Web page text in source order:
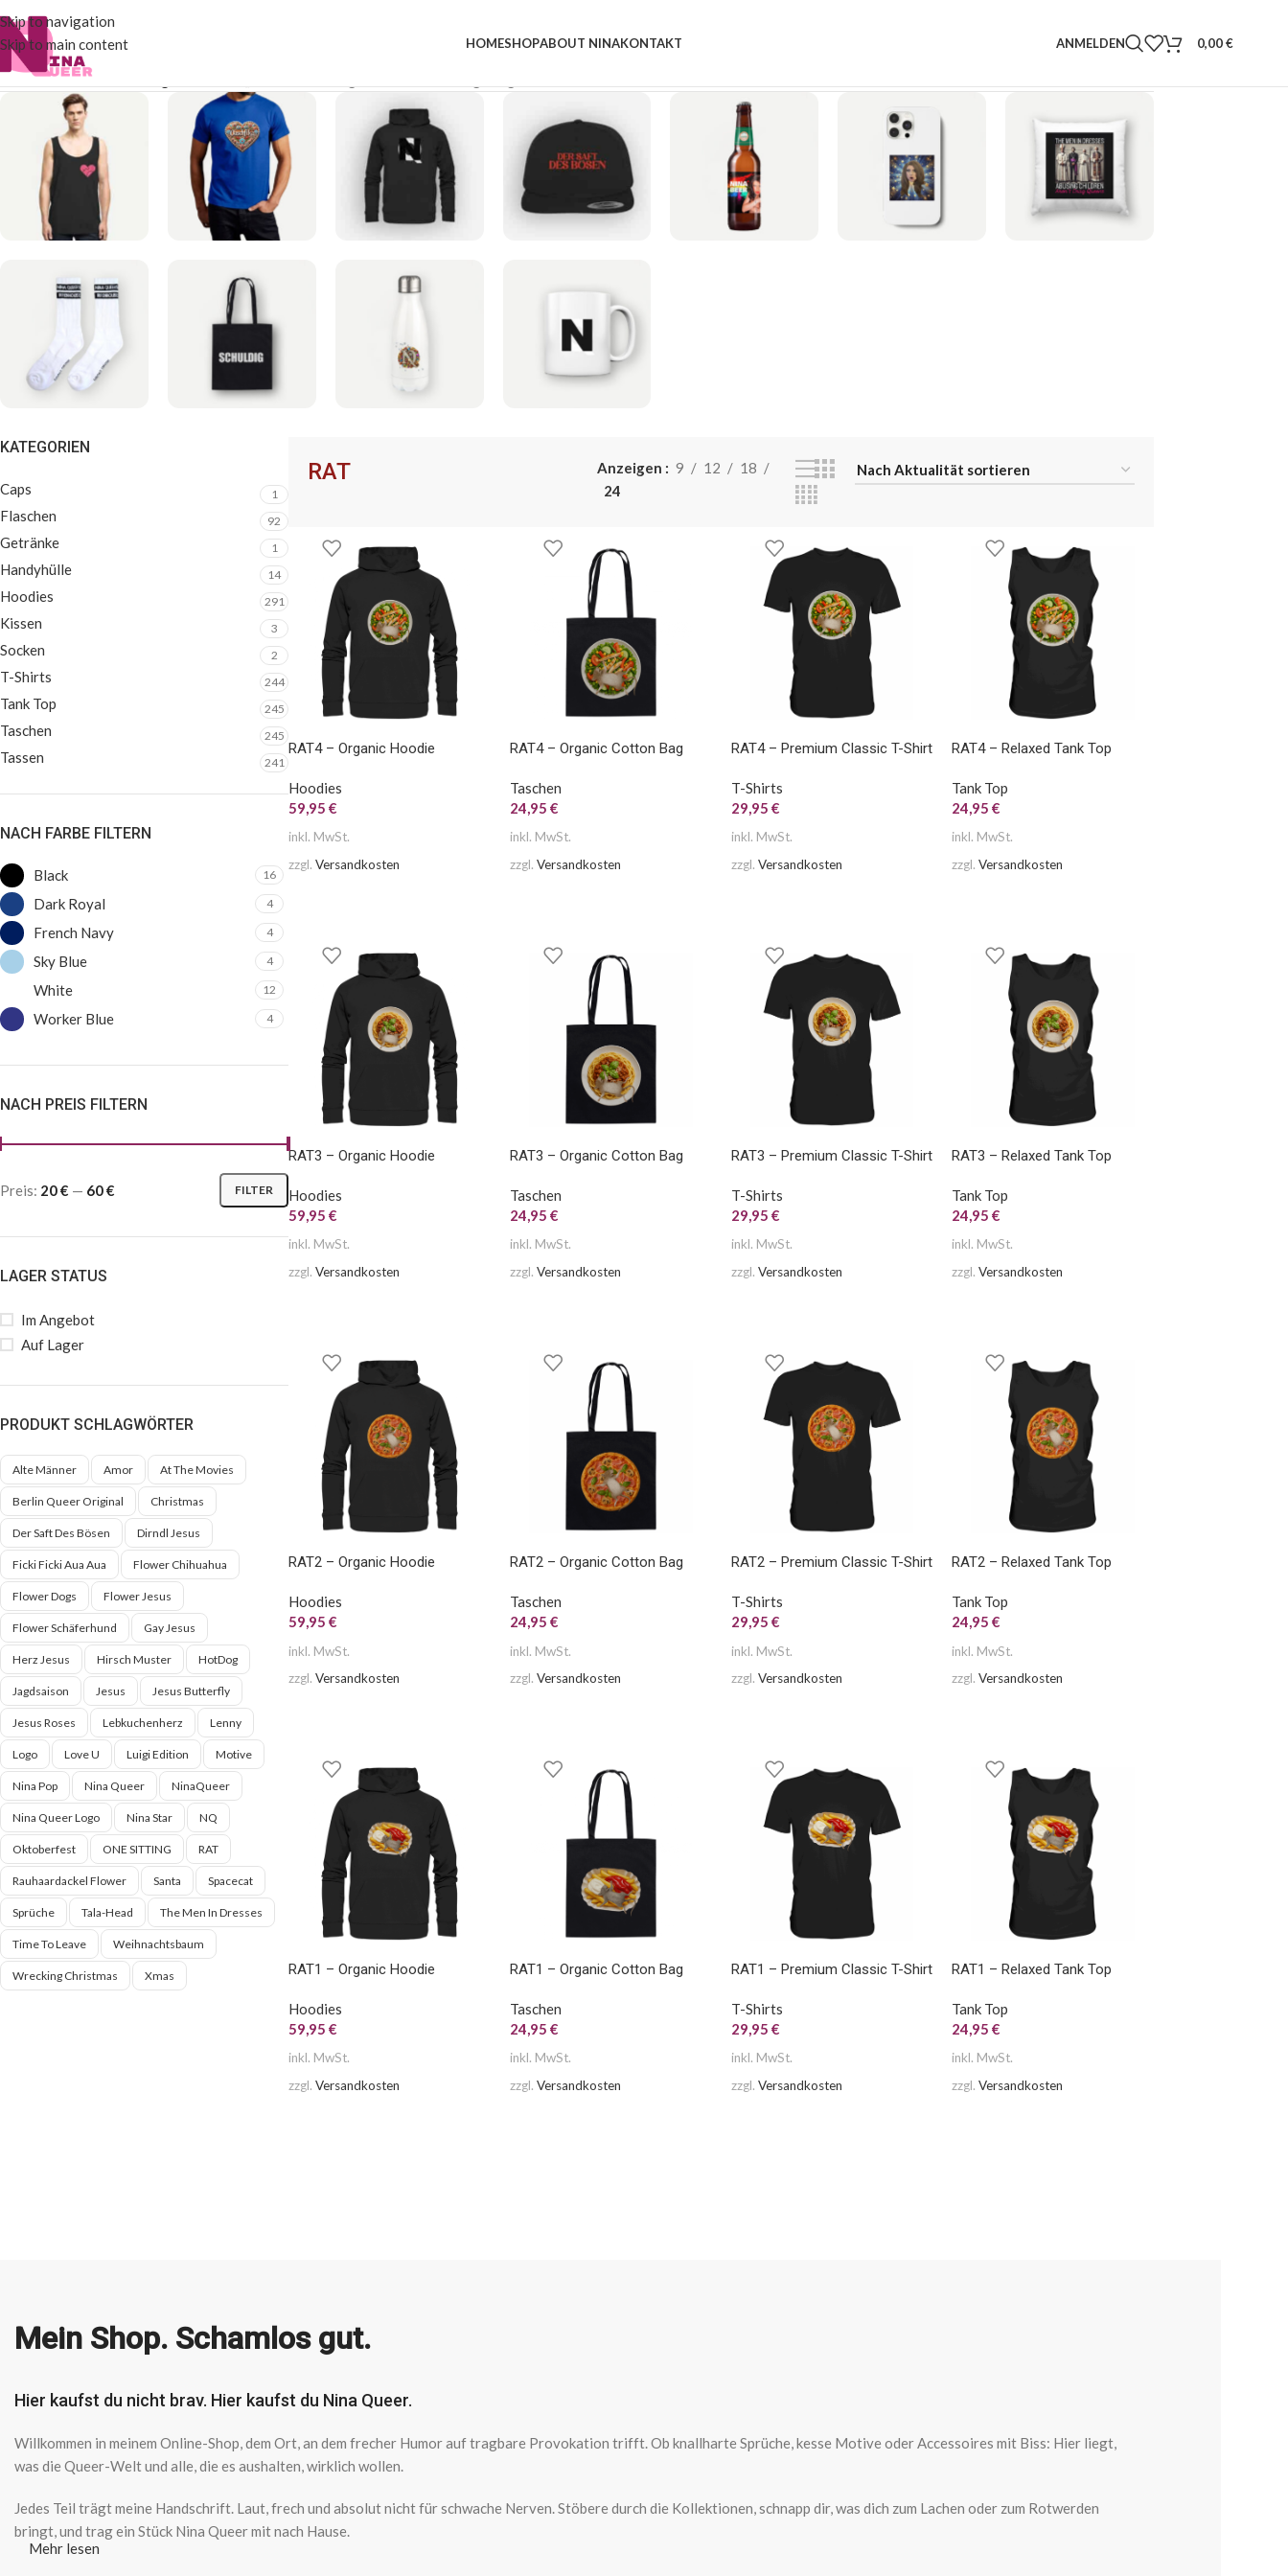
Skip to navigation
Skip to main content
HOMESHOPABOUT NINAKONTAKT ANMELDEN 0,00€
Start/Produkte verschlagwortet mit „RAT“
TANK TOP T-SHIRTS HOODIES
SOCKEN
KATEGORIEN
Caps 1
Flaschen 92
Getränke 1
Handyhülle 14
Hoodies 291
Kissen 3
Socken 2
T-Shirts 244
Tank Top 245
Taschen 245
Tassen 241
NACH FARBE FILTERN
Black 16
Dark Royal 4
French Navy 4
Sky Blue 4
White 12
Worker Blue 4
NACH PREIS FILTERN
FILTER
Preis: 20 € — 60 €
LAGER STATUS
Im Angebot
Auf Lager
PRODUKT SCHLAGWÖRTER
Alte Männer Amor At The Movies
Berlin Queer Original Christmas
Der Saft Des Bösen Dirndl Jesus
Ficki Ficki Aua Aua Flower Chihuahua
Flower Dogs Flower Jesus
Flower Schäferhund Gay Jesus
Herz Jesus Hirsch Muster HotDog
Jagdsaison Jesus Jesus Butterfly
Jesus Roses Lebkuchenherz Lenny
Logo Love U Luigi Edition Motive
Nina Pop Nina Queer NinaQueer
Nina Queer Logo Nina Star NQ
Oktoberfest ONE SITTING RAT
Rauhaardackel Flower Santa Spacecat
Sprüche Tala-Head The Men In Dresses
Time To Leave Weihnachtsbaum
Wrecking Christmas Xmas
RAT Anzeigen 9 12
18
24
RAT4 – Organic Hoodie
Hoodies
59,95 €
inkl. MwSt.
zzgl. Versandkosten
RAT4 – Organic Cotton Bag
Taschen
24,95 €
inkl. MwSt.
zzgl. Versandkosten
RAT4 – Premium Classic T-Shirt
T-Shirts
29,95 €
inkl. MwSt.
zzgl. Versandkosten
RAT4 – Relaxed Tank Top
Tank Top
24,95€
inkl. MwSt.
zzgl.Versandkosten
RAT3 – Organic Hoodie
Hoodies
59,95 €
inkl. MwSt.
zzgl. Versandkosten
RAT3 – Organic Cotton Bag
Taschen
24,95 €
inkl. MwSt.
zzgl. Versandkosten
RAT3 – Premium Classic T-Shirt
T-Shirts
29,95 €
inkl. MwSt.
zzgl. Versandkosten
RAT3 – Relaxed Tank Top
Tank Top
24,95€
inkl. MwSt.
zzgl.Versandkosten
RAT2 – Organic Hoodie
Hoodies
59,95 €
inkl. MwSt.
zzgl. Versandkosten
RAT2 – Organic Cotton Bag
Taschen
24,95 €
inkl. MwSt.
zzgl. Versandkosten
RAT2 – Premium Classic T-Shirt
T-Shirts
29,95 €
inkl. MwSt.
zzgl. Versandkosten
RAT2 – Relaxed Tank Top
Tank Top
24,95€
inkl. MwSt.
zzgl.Versandkosten
RAT1 – Organic Hoodie
Hoodies
59,95 €
inkl. MwSt.
zzgl. Versandkosten
RAT1 – Organic Cotton Bag
Taschen
24,95 €
inkl. MwSt.
zzgl. Versandkosten
RAT1 – Premium Classic T-Shirt
T-Shirts
29,95 €
inkl. MwSt.
zzgl. Versandkosten
RAT1 – Relaxed Tank Top
Tank Top
24,95€
inkl. MwSt.
zzgl.Versandkosten
Mein Shop. Schamlos gut.
Hier kaufst du nicht brav. Hier kaufst du Nina Queer.
Willkommen in meinem Online-Shop, dem Ort, an dem frecher Humor auf tragbare Provokation trifft. Ob knallharte Sprüche, kesse Motive oder Accessoires mit Biss: Hier liegt,
was die Queer-Welt und alle, die es aushalten, wirklich wollen.
Jedes Teil trägt meine Handschrift. Laut, frech und absolut nicht für schwache Nerven. Stöbere durch die Kollektionen, schnapp dir, was dich zum Lachen oder zum Rotwerden
bringt, und trag ein Stück Nina Queer mit nach Hause.
Mehr lesen